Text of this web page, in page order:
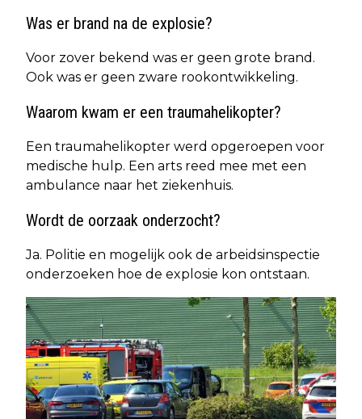
Was er brand na de explosie?
Voor zover bekend was er geen grote brand.
Ook was er geen zware rookontwikkeling.
Waarom kwam er een traumahelikopter?
Een traumahelikopter werd opgeroepen voor
medische hulp. Een arts reed mee met een
ambulance naar het ziekenhuis.
Wordt de oorzaak onderzocht?
Ja. Politie en mogelijk ook de arbeidsinspectie
onderzoeken hoe de explosie kon ontstaan.